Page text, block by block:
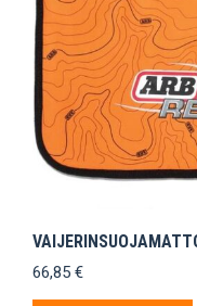
66,85 €